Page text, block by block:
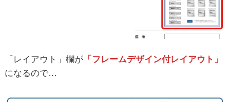
「レイアウト」欄が 「フレームデザイン付レイアウト」
になるので…